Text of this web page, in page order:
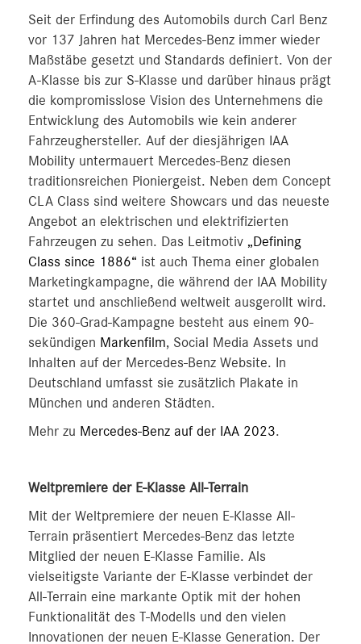
Seit der Erfindung des Automobils durch Carl Benz
vor 137 Jahren hat Mercedes-Benz immer wieder
Maßstäbe gesetzt und Standards definiert. Von der
A-Klasse bis zur S-Klasse und darüber hinaus prägt
die kompromisslose Vision des Unternehmens die
Entwicklung des Automobils wie kein anderer
Fahrzeughersteller. Auf der diesjährigen IAA
Mobility untermauert Mercedes-Benz diesen
traditionsreichen Pioniergeist. Neben dem Concept
CLA Class sind weitere Showcars und das neueste
Angebot an elektrischen und elektrifizierten
Fahrzeugen zu sehen. Das Leitmotiv „Defining
Class since 1886“ ist auch Thema einer globalen
Marketingkampagne, die während der IAA Mobility
startet und anschließend weltweit ausgerollt wird.
Die 360-Grad-Kampagne besteht aus einem 90-
sekündigen Markenfilm, Social Media Assets und
Inhalten auf der Mercedes-Benz Website. In
Deutschland umfasst sie zusätzlich Plakate in
München und anderen Städten.
Mehr zu Mercedes-Benz auf der IAA 2023.
Weltpremiere der E-Klasse All-Terrain
Mit der Weltpremiere der neuen E-Klasse All-
Terrain präsentiert Mercedes-Benz das letzte
Mitglied der neuen E-Klasse Familie. Als
vielseitigste Variante der E-Klasse verbindet der
All-Terrain eine markante Optik mit der hohen
Funktionalität des T-Modells und den vielen
Innovationen der neuen E-Klasse Generation. Der